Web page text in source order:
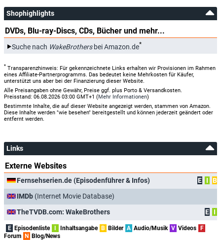
Shophighlights
DVDs, Blu-ray-Discs, CDs, Bücher und mehr...
Suche nach WakeBrothersbei Amazon.de*
* Transparenzhinweis: Für gekennzeichnete Links erhalten wir Provisionen im Rahmen
eines Affiliate-Partnerprogramms. Das bedeutet keine Mehrkosten für Käufer,
unterstützt uns aber bei der Finanzierung dieser Website.
Alle Preisangaben ohne Gewähr, Preise ggf. plus Porto & Versandkosten.
Preisstand: 06.08.2026 03:00 GMT+1 (Mehr Informationen)
Bestimmte Inhalte, die auf dieser Website angezeigt werden, stammen von Amazon.
Diese Inhalte werden "wie besehen" bereitgestellt und können jederzeit geändert oder
entfernt werden.
Links
Externe Websites
Fernsehserien.de (Episodenführer & Infos) E I
B
IMDb (Internet Movie Database)
TheTVDB.com: WakeBrothers
E I
E Episodenliste I Inhaltsangabe B Bilder A Audio/Musik V Videos F
Forum N Blog/News